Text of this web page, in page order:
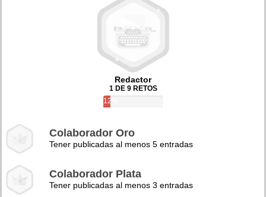
Redactor
1 DE 9 RETOS
12%
Colaborador Oro
Tener publicadas al menos 5 entradas
Colaborador Plata
Tener publicadas al menos 3 entradas